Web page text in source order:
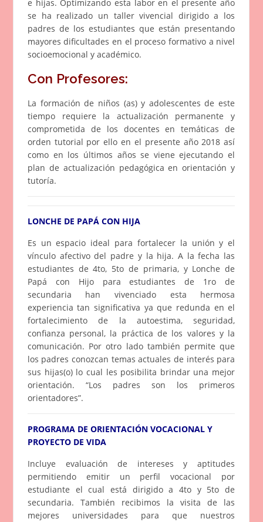
e hijas. Optimizando esta labor en el presente año
se ha realizado un taller vivencial dirigido a los
padres de los estudiantes que están presentando
mayores dificultades en el proceso formativo a nivel
socioemocional y académico.
Con Profesores:
La formación de niños (as) y adolescentes de este
tiempo requiere la actualización permanente y
comprometida de los docentes en temáticas de
orden tutorial por ello en el presente año 2018 así
como en los últimos años se viene ejecutando el
plan de actualización pedagógica en orientación y
tutoría.
LONCHE DE PAPÁ CON HIJA
Es un espacio ideal para fortalecer la unión y el
vínculo afectivo del padre y la hija. A la fecha las
estudiantes de 4to, 5to de primaria, y Lonche de
Papá con Hijo para estudiantes de 1ro de
secundaria han vivenciado esta hermosa
experiencia tan significativa ya que redunda en el
fortalecimiento de la autoestima, seguridad,
confianza personal, la práctica de los valores y la
comunicación. Por otro lado también permite que
los padres conozcan temas actuales de interés para
sus hijas(o) lo cual les posibilita brindar una mejor
orientación. “Los padres son los primeros
orientadores”.
PROGRAMA DE ORIENTACIÓN VOCACIONAL Y
PROYECTO DE VIDA
Incluye evaluación de intereses y aptitudes
permitiendo emitir un perfil vocacional por
estudiante el cual está dirigido a 4to y 5to de
secundaria. También recibimos la visita de las
mejores universidades para que nuestros